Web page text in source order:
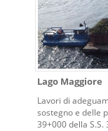
Lago Maggiore
Lavori di
sostegno e delle
39+000 della